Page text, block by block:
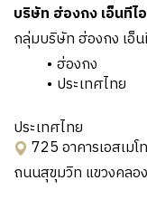
บริษัท ฮ่องกง เอ็นทีไ
กลุ่มบริษัท ฮ่องกง เอ็น
ฮ่องกง
ประเทศไทย
ประเทศไทย
725 อาคารเอสเมโ
ถนนสุขุมวิท แขวงคลอ